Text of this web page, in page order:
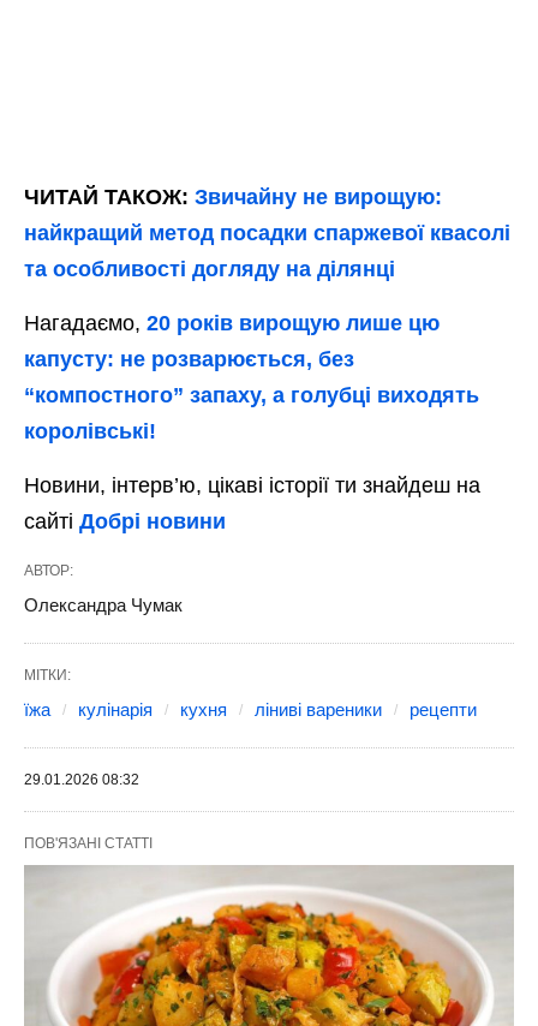
ЧИТАЙ ТАКОЖ: Звичайну не вирощую:
найкращий метод посадки спаржевої квасолі
та особливості догляду на ділянці
Нагадаємо, 20 років вирощую лише цю
капусту: не розварюється, без
“компостного” запаху, а голубці виходять
королівські!
Новини, інтерв’ю, цікаві історії ти знайдеш на
сайті Добрі новини
АВТОР:
Олександра Чумак
МІТКИ:
їжа кулінарія кухня ліниві вареники рецепти
29.01.2026 08:32
ПОВ'ЯЗАНІ СТАТТІ